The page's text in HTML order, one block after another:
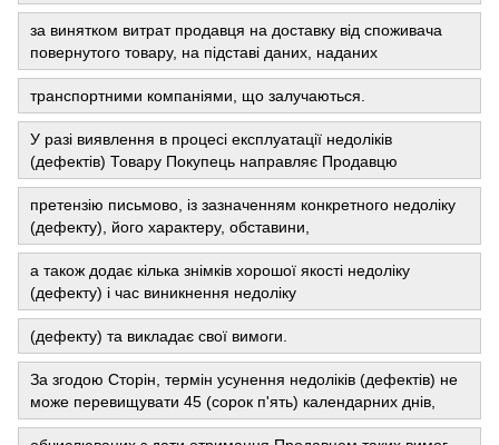
за винятком витрат продавця на доставку від споживача
повернутого товару, на підставі даних, наданих
транспортними компаніями, що залучаються.
У разі виявлення в процесі експлуатації недоліків
(дефектів) Товару Покупець направляє Продавцю
претензію письмово, із зазначенням конкретного недоліку
(дефекту), його характеру, обставини,
а також додає кілька знімків хорошої якості недоліку
(дефекту) і час виникнення недоліку
(дефекту) та викладає свої вимоги.
За згодою Сторін, термін усунення недоліків (дефектів) не
може перевищувати 45 (сорок п'ять) календарних днів,